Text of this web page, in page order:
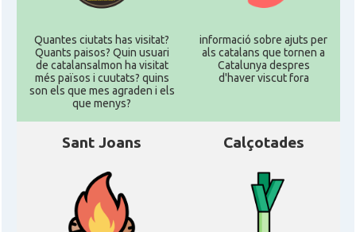
Quantes ciutats has visitat?
Quants paisos? Quin usuari
de catalansalmon ha visitat
més països i cuutats? quins
son els que mes agraden i els
que menys?
informació sobre ajuts per
als catalans que tornen a
Catalunya despres
d'haver viscut fora
Sant Joans Calçotades